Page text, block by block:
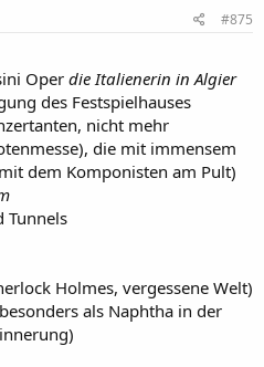
#875
Oper die Italienerin in Algier
des Festspielhauses
nicht mehr
die mit immensem
dem Komponisten am Pult)
Tunnels
Holmes, vergessene Welt)
als Naphtha in der